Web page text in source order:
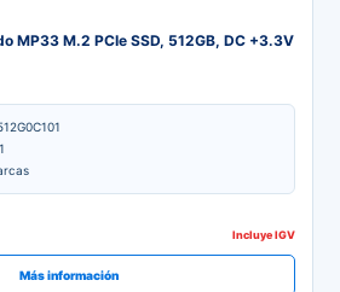
MP33 M.2 PCIe SSD, 512GB, DC +3.3V
Incluye IGV
Más información